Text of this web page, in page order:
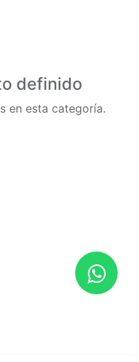
definido
en esta categoría.